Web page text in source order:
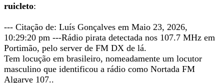
ruicleto:
--- Citação de: Luís Gonçalves em Maio 23, 2026,
10:29:20 pm ---Rádio pirata detectada nos 107.7 MHz em
Portimão, pelo server de FM DX de lá.
Tem locução em brasileiro, nomeadamente um locutor
masculino que identificou a rádio como Nortada FM
Algarve 107..